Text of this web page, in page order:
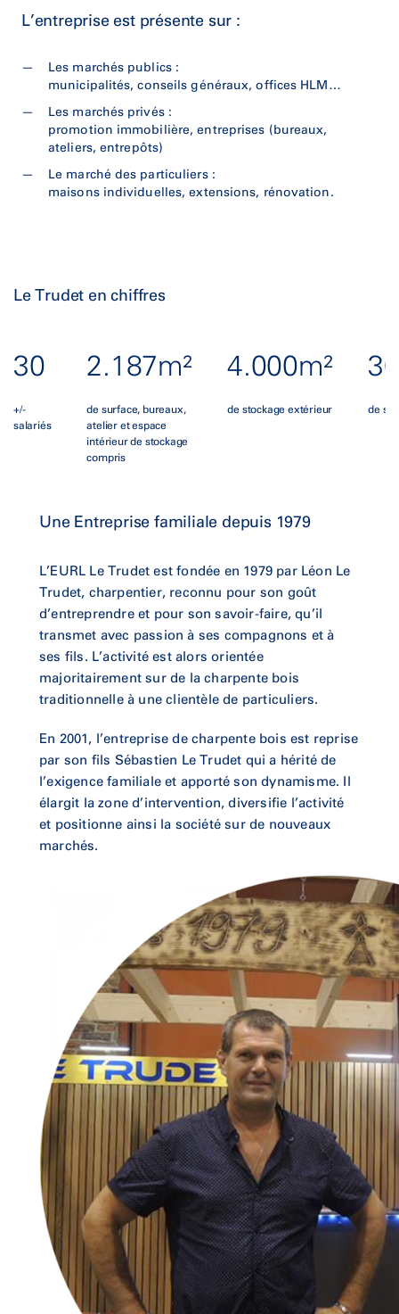
L’entreprise est présente sur :
Les marchés publics :
municipalités, conseils généraux, offices HLM…
Les marchés privés :
promotion immobilière, entreprises (bureaux,
ateliers, entrepôts)
Le marché des particuliers :
maisons individuelles, extensions, rénovation.
Le Trudet en chiffres
30
+/-
salariés
2.187m²
de surface, bureaux,
atelier et espace
intérieur de stockage
compris
4.000m²
de stockage extérieur de
Une Entreprise familiale depuis 1979
L’EURL Le Trudet est fondée en 1979 par Léon Le
Trudet, charpentier, reconnu pour son goût
d’entreprendre et pour son savoir-faire, qu’il
transmet avec passion à ses compagnons et à
ses fils. L’activité est alors orientée
majoritairement sur de la charpente bois
traditionnelle à une clientèle de particuliers.
En 2001, l’entreprise de charpente bois est reprise
par son fils Sébastien Le Trudet qui a hérité de
l’exigence familiale et apporté son dynamisme. Il
élargit la zone d’intervention, diversifie l’activité
et positionne ainsi la société sur de nouveaux
marchés.